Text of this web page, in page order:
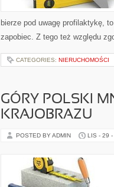
bierze pod uwagę profilaktykę,
zapobiec. Z tego też względu
CATEGORIES: NIERUCHOMOŚCI
GÓRY POLSKI
KRAJOBRAZU
POSTED BY ADMIN LIS - 29 -